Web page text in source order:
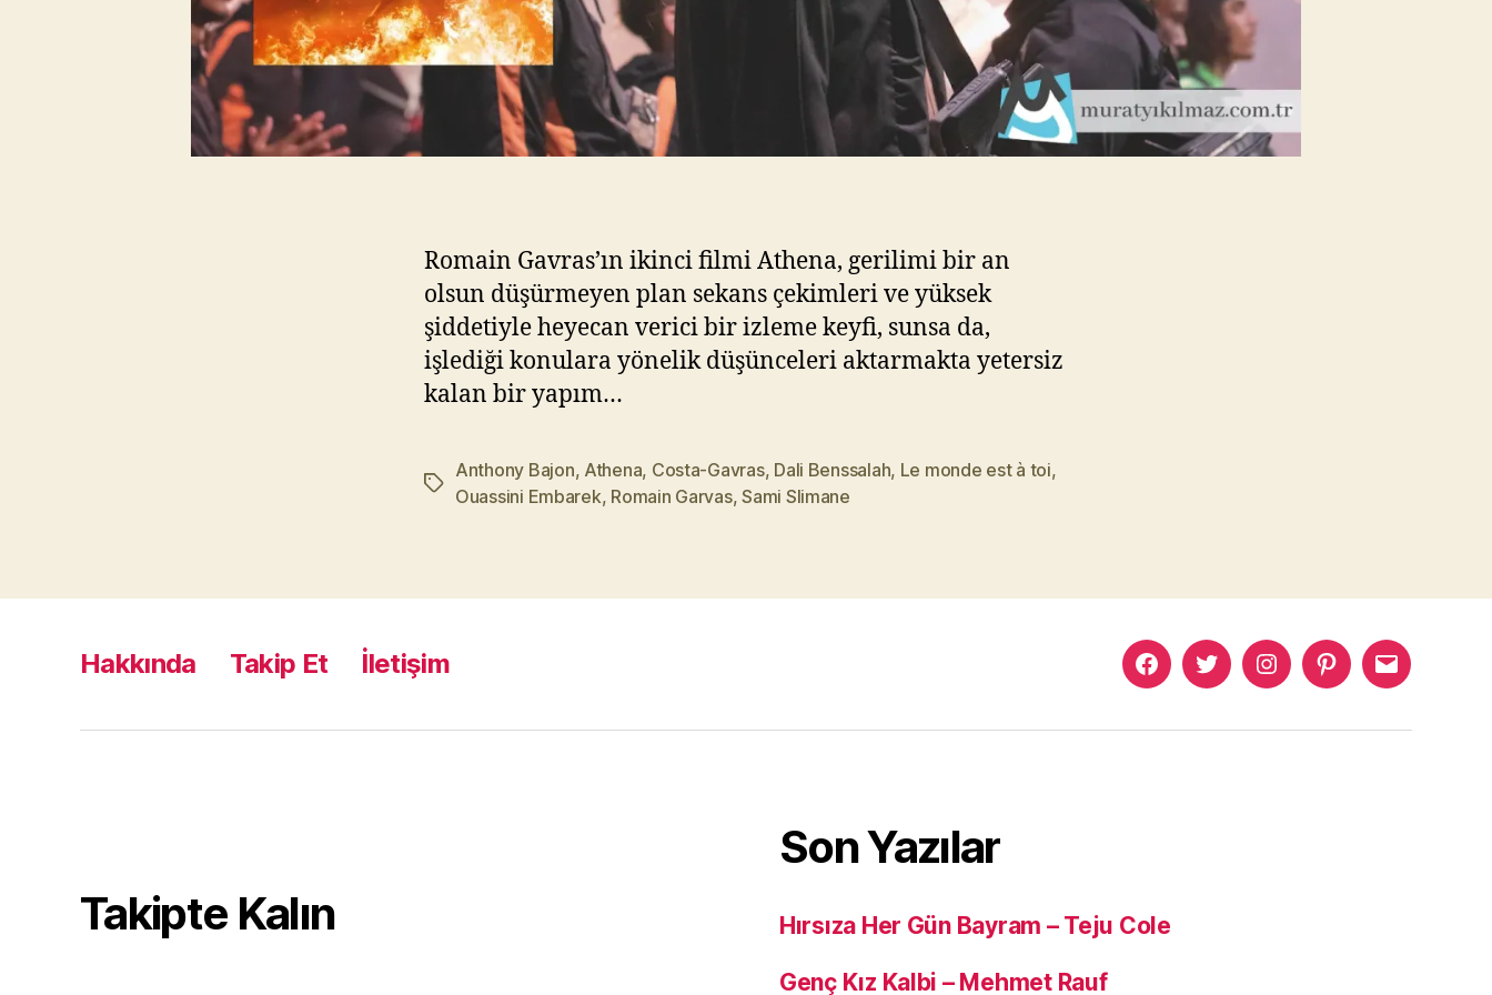
Romain Gavras’ın ikinci filmi Athena, gerilimi bir an
olsun düşürmeyen plan sekans çekimleri ve yüksek
şiddetiyle heyecan verici bir izleme keyfi, sunsa da,
işlediği konulara yönelik düşünceleri aktarmakta yetersiz
kalan bir yapım…
Etiketler
Anthony Bajon, Athena, Costa-Gavras, Dali Benssalah, Le monde est à toi,
Ouassini Embarek, Romain Garvas,Sami Slimane
Hakkında Takip Et İletişim
Murat
Facebook
Murat
Twitter
Murat
Instagram
PinterestMurat
Mail
Takipte Kalın
Son Yazılar
Hırsıza Her Gün Bayram – Teju Cole
Genç Kız Kalbi – Mehmet Rauf